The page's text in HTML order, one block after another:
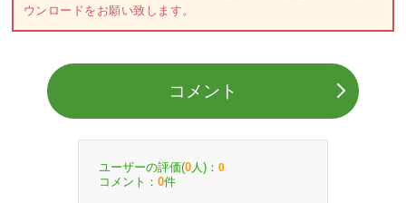
ウンロードをお願い致します。
コメント
ユーザーの評価(0 人)： 0
コメント： 0件